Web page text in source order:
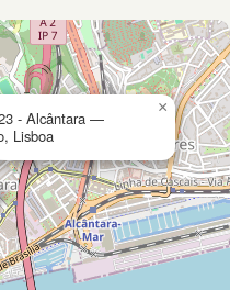
- Alcântara —
Lisboa
×